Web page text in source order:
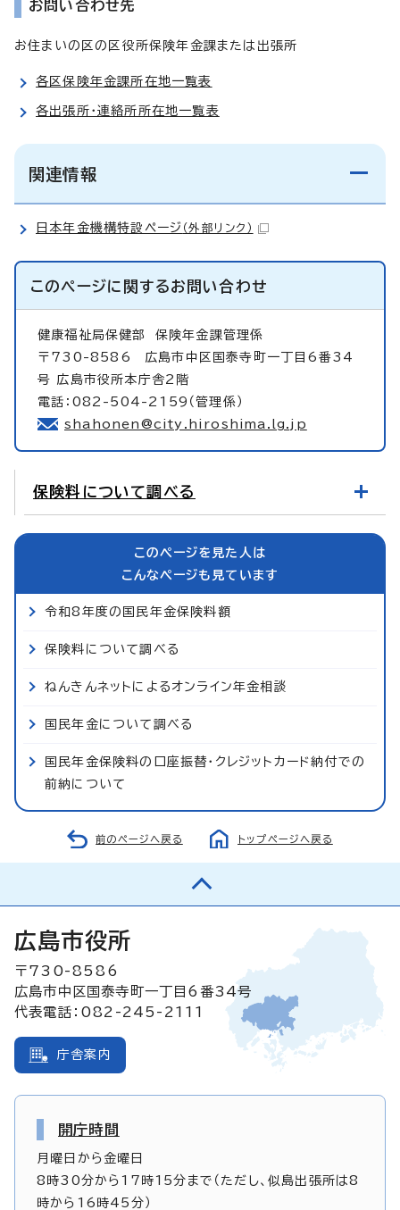
お問い合わせ先
お住まいの区の区役所保険年金課または出張所
各区保険年金課所在地一覧表
各出張所・連絡所所在地一覧表
関連情報
日本年金機構特設ページ （外部リンク）
このページに関するお問い合わせ
健康福祉局保健部 保険年金課管理係
〒730-8586 広島市中区国泰寺町一丁目6番34
号 広島市役所本庁舎2階
電話：082-504-2159（管理係）
shahonen@city.hiroshima.lg.jp
保険料について調べる
このページを見た人は
こんなページも見ています
令和8年度の国民年金保険料額
保険料について調べる
ねんきんネットによるオンライン年金相談
国民年金について調べる
国民年金保険料の口座振替・クレジットカード納付での
前納について
前のページへ戻る トップページへ戻る
広島市役所
〒730-8586
広島市中区国泰寺町一丁目6番34号
代表電話：082-245-2111
庁舎案内
開庁時間
月曜日から金曜日
8時30分から17時15分まで（ただし、似島出張所は8
時から16時45分）